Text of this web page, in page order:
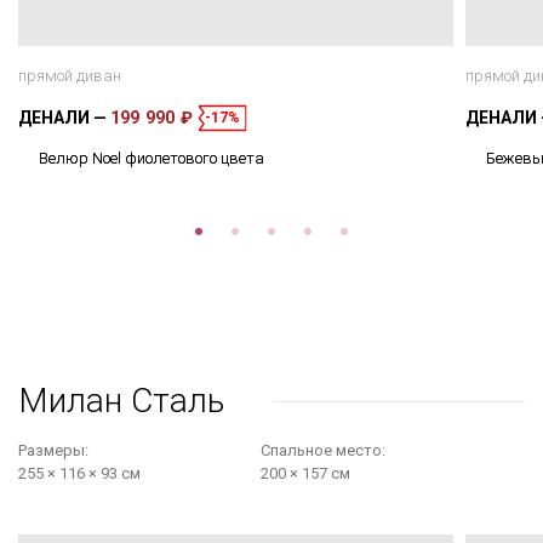
прямой диван
ДЕНАЛИ 199 990 ₽ -17%
Велюр Noel фиолетового цвета
прямой
ДЕНАЛИ
Милан Сталь
Размеры:
255 × 116 × 93 см
Cпальное место:
200 × 157 см